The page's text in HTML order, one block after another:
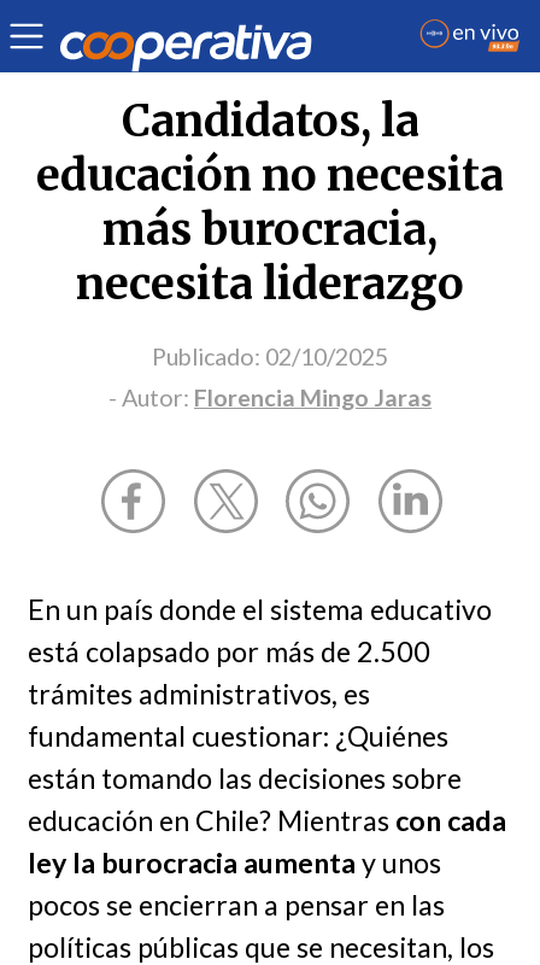
Opinión | Florencia Mingo Jaras
Candidatos, la
educación no necesita
más burocracia,
necesita liderazgo
Publicado: 02/10/2025
- Autor: Florencia Mingo Jaras
En un país donde el sistema educativo
está colapsado por más de 2.500
trámites administrativos, es
fundamental cuestionar: ¿Quiénes
están tomando las decisiones sobre
educación en Chile? Mientras con cada
ley la burocracia aumenta y unos
pocos se encierran a pensar en las
políticas públicas que se necesitan, los